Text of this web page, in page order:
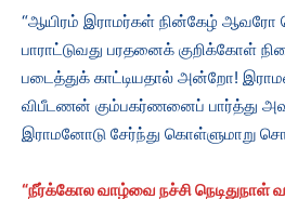
“ஆயிரம் இராமர்கள் நின்கேழ் ஆவரோ
பாராட்டுவது பரதனைக் குறிக்கோள்
படைத்துக் காட்டியதால் அன்றோ!
விபீடணன் கும்பகர்ணனைப் பார்த்து
இராமனோடு சேர்ந்து கொள்ளுமாறு
“நீர்க்கோல வாழ்வை நச்சி நெடிதுநாள்